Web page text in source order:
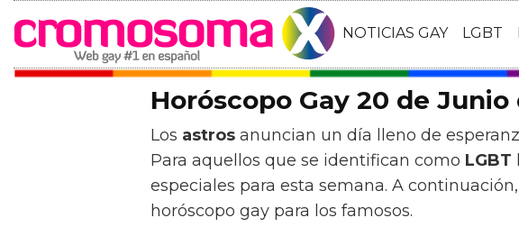
NOTICIAS GAY LGBT
Horóscopo Gay 20 de Junio
Los astros anuncian un día lleno de
Para aquellos que se identifican como LGBT
especiales para esta semana. A
horóscopo gay para los famosos.